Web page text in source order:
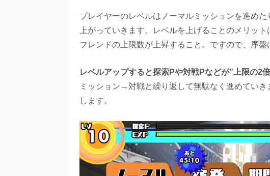
プレイヤーのレベルはノーマルミッションを進め
上がっていきます。レベルを上げることのメリッ
フレンドの上限数が上昇すること。ですので、序盤
レベルアップすると探索Pや対戦Pなどが”上限の2
ミッション→対戦と繰り返して無駄なく進めてい
します。